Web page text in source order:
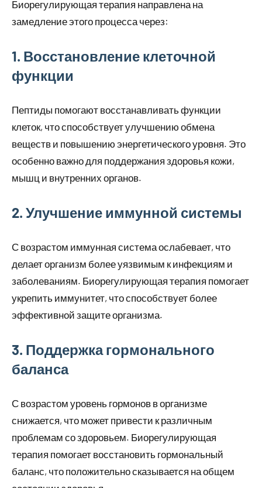
Биорегулирующая терапия направлена на
замедление этого процесса через:
1. Восстановление клеточной
функции
Пептиды помогают восстанавливать функции
клеток, что способствует улучшению обмена
веществ и повышению энергетического уровня. Это
особенно важно для поддержания здоровья кожи,
мышц и внутренних органов.
2. Улучшение иммунной системы
С возрастом иммунная система ослабевает, что
делает организм более уязвимым к инфекциям и
заболеваниям. Биорегулирующая терапия помогает
укрепить иммунитет, что способствует более
эффективной защите организма.
3. Поддержка гормонального
баланса
С возрастом уровень гормонов в организме
снижается, что может привести к различным
проблемам со здоровьем. Биорегулирующая
терапия помогает восстановить гормональный
баланс, что положительно сказывается на общем